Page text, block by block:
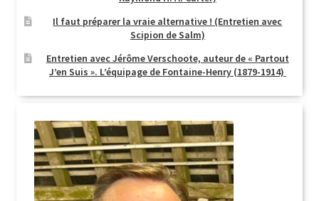
Il faut préparer la vraie alternative ! (Entretien avec
Scipion de Salm)
Entretien avec Jérôme Verschoote, auteur de « Partout
J’en Suis ». L’équipage de Fontaine-Henry (1879-1914)